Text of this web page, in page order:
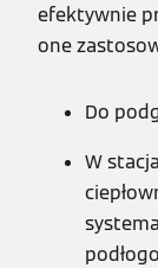
efektywnie
one
Do
W